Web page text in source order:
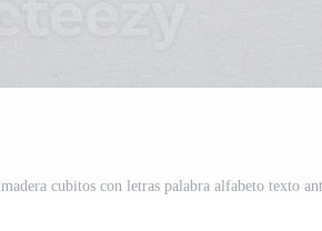
madera cubitos con letras palabra alfabeto texto